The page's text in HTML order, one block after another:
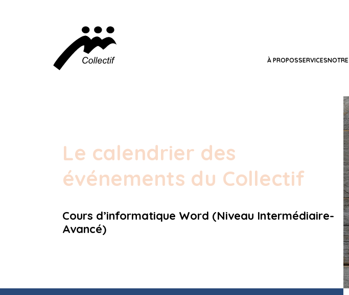
À PROPOSSERVICESNOTRE
Le calendrier des
événements du Collectif
Cours d’informatique Word (Niveau Intermédiaire-
Avancé)